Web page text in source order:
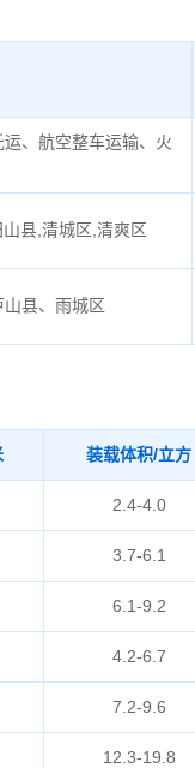
、航空整车运输、火
县,清城区,清爽区
县、雨城区
装载体积/立方
2.4-4.0
3.7-6.1
6.1-9.2
4.2-6.7
7.2-9.6
12.3-19.8